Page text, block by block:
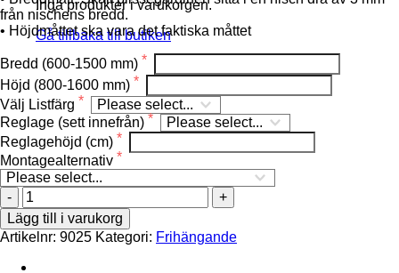
Inga produkter i varukorgen.
Gå tillbaka till butiken
från nischens bredd.
• Höjdmåttet ska vara det faktiska måttet
Bredd (600-1500 mm)
Höjd (800-1600 mm)
Välj Listfärg
Reglage (sett innefrån)
Reglagehöjd (cm)
Montagealternativ
Mistral
BO
7467
Frihängande
Lägg till i varukorg
Artikelnr: 9025 Kategori: Frihängande